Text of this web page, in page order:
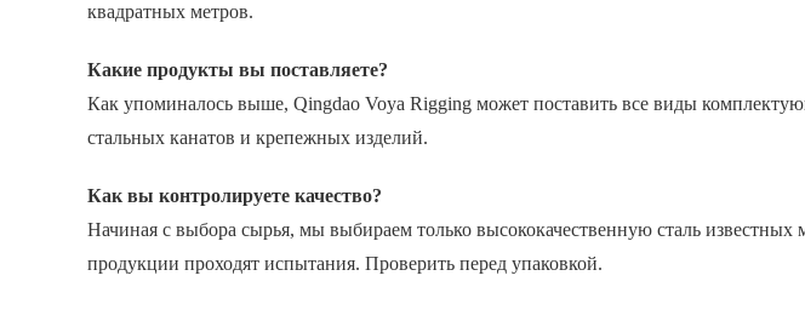
квадратных метров.
Какие продукты вы поставляете?
Как упоминалось выше, Qingdao Voya Rigging может поставить все виды
стальных канатов и крепежных изделий.
Как вы контролируете качество?
Начиная с выбора сырья, мы выбираем только высококачественную сталь
продукции проходят испытания. Проверить перед упаковкой.